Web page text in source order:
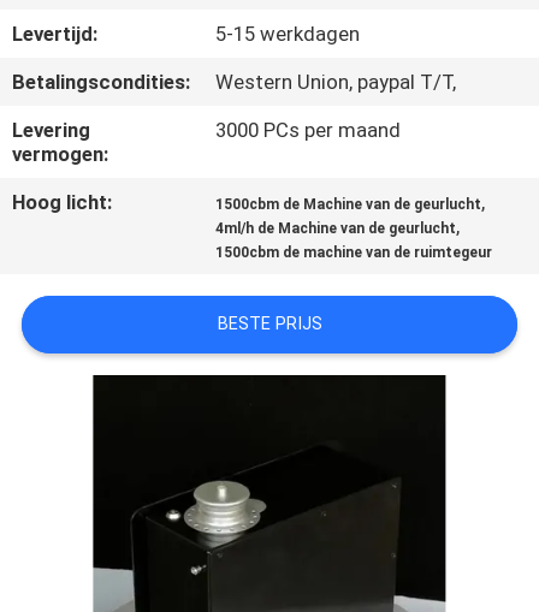
VERZOEK
OM EEN
CITAAT
SHOPPING
SITEMAP
Levertijd:
5-15 werkdagen
Betalingscondities:
Western Union, paypal T/T,
Levering
vermogen:
3000 PCs per maand
Hoog licht: 1500cbm de Machine van de geurlucht,
4ml/h de Machine van de geurlucht,
1500cbm de machine van de ruimtegeur
BESTE PRIJS